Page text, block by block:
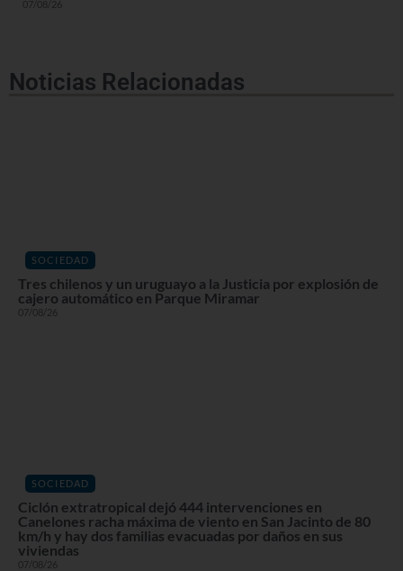
07/08/26
Noticias Relacionadas
SOCIEDAD
Tres chilenos y un uruguayo a la Justicia por explosión de
cajero automático en Parque Miramar
07/08/26
SOCIEDAD
Ciclón extratropical dejó 444 intervenciones en
Canelones racha máxima de viento en San Jacinto de 80
km/h y hay dos familias evacuadas por daños en sus
viviendas
07/08/26